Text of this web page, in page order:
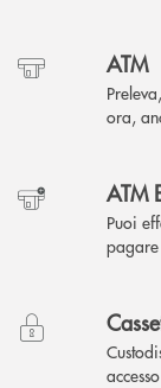
ATM
ora,
ATM
Puoi